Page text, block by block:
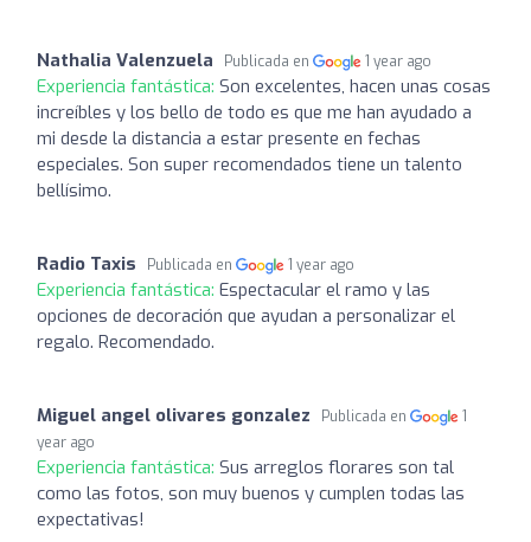
Nathalia Valenzuela Publicada en 1 year ago
Experiencia fantástica: Son excelentes, hacen unas cosas
increíbles y los bello de todo es que me han ayudado a
mi desde la distancia a estar presente en fechas
especiales. Son super recomendados tiene un talento
bellísimo.
Radio Taxis Publicada en 1 year ago
Experiencia fantástica: Espectacular el ramo y las
opciones de decoración que ayudan a personalizar el
regalo. Recomendado.
Miguel angel olivares gonzalez Publicada en
1
year ago
Experiencia fantástica: Sus arreglos florares son tal
como las fotos, son muy buenos y cumplen todas las
expectativas!